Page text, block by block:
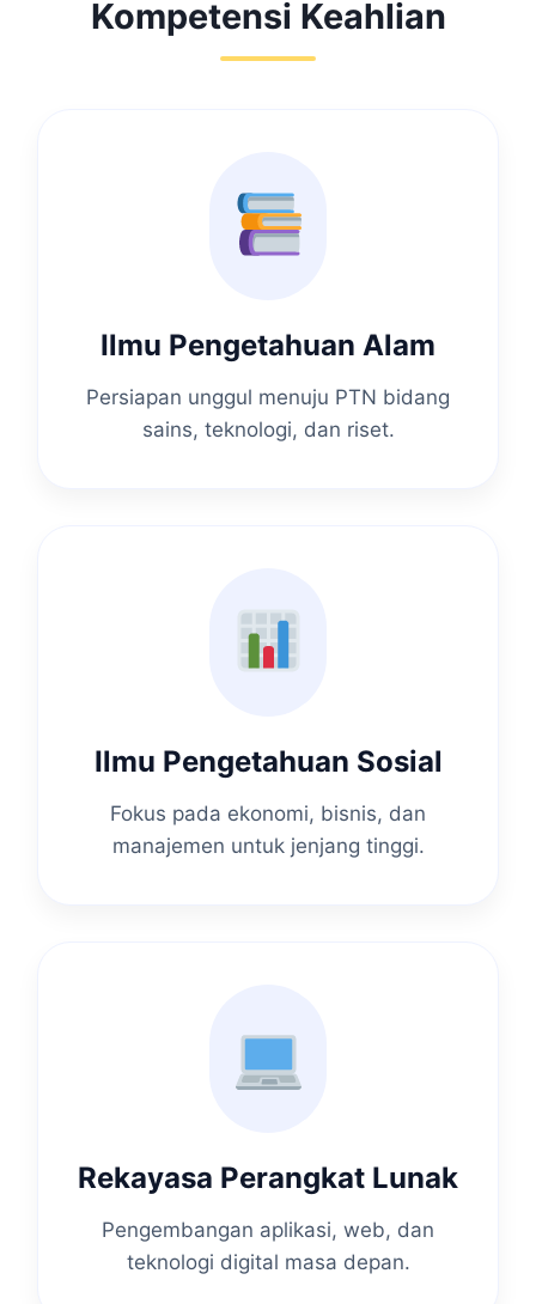
Kompetensi Keahlian
Ilmu Pengetahuan Alam
Persiapan unggul menuju PTN bidang
sains, teknologi, dan riset.
Ilmu Pengetahuan Sosial
Fokus pada ekonomi, bisnis, dan
manajemen untuk jenjang tinggi.
Rekayasa Perangkat Lunak
Pengembangan aplikasi, web, dan
teknologi digital masa depan.